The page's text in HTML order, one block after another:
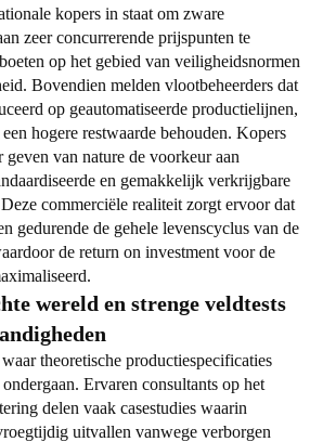
kopers in staat om zware
zeer concurrerende prijspunten te
op het gebied van veiligheidsnormen
Bovendien melden vlootbeheerders dat
op geautomatiseerde productielijnen,
hogere restwaarde behouden. Kopers
van nature de voorkeur aan
en gemakkelijk verkrijgbare
commerciële realiteit zorgt ervoor dat
gedurende de gehele levenscyclus van de
de return on investment voor de
wereld en strenge veldtests
theoretische productiespecificaties
Ervaren consultants op het
delen vaak casestudies waarin
uitvallen vanwege verborgen